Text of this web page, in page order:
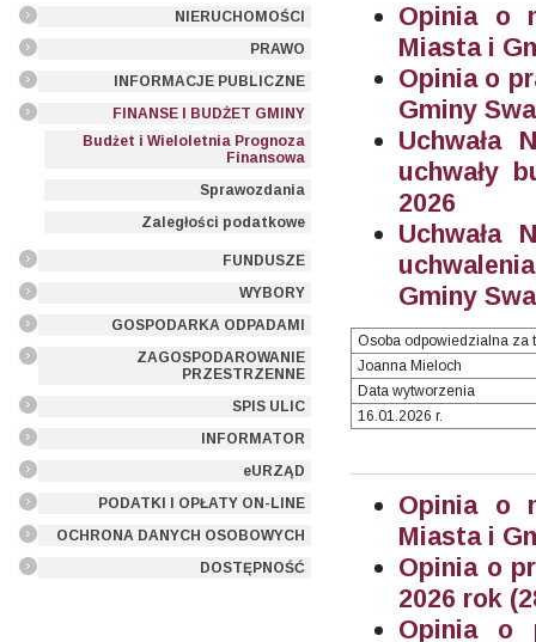
NIERUCHOMOŚCI
PRAWO
INFORMACJE PUBLICZNE
FINANSE I BUDŻET GMINY
Budżet i Wieloletnia Prognoza
Finansowa
Sprawozdania
Zaległości podatkowe
FUNDUSZE
WYBORY
GOSPODARKA ODPADAMI
ZAGOSPODAROWANIE
PRZESTRZENNE
SPIS ULIC
INFORMATOR
eURZĄD
PODATKI I OPŁATY ON-LINE
OCHRONA DANYCH OSOBOWYCH
DOSTĘPNOŚĆ
Opinia o
Miasta i
Opinia o
Gminy
Uchwała
uchwały
2026
Uchwała
Gminy
Osoba odpowiedzialna za
Joanna Mieloch
Data wytworzenia
16.01.2026 r.
Opinia o
Miasta i
Opinia o
2026 rok
Opinia o